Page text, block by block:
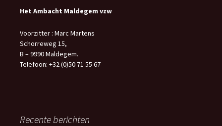
Het Ambacht Maldegem vzw
Voorzitter : Marc Martens
Schorreweg 15,
B – 9990 Maldegem.
Telefoon: +32 (0)50 71 55 67
Recente berichten